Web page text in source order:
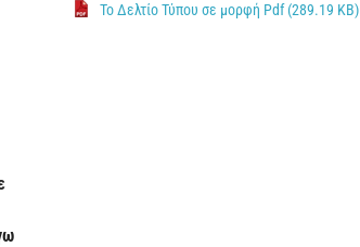
Το Δελτίο Τύπου σε μορφή Pdf (289.19 KB)